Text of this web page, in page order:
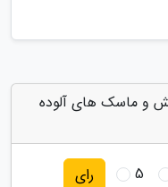
و ماسک های آلوده
5 رای